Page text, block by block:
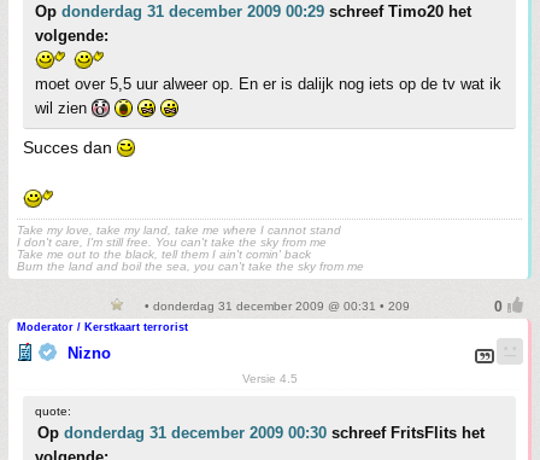
Op donderdag 31 december 2009 00:29 schreef Timo20 het
volgende:
moet over 5,5 uur alweer op. En er is dalijk nog iets op de tv wat ik
wil zien
Succes dan
Take my love, take my land, take me where I cannot stand
I don't care, I'm still free. You can't take the sky from me
Take me out to the black, tell them I ain't comin' back
Burn the land and boil the sea, you can't take the sky from me
• donderdag 31 december 2009 @ 00:31 • 209
Moderator / Kerstkaart terrorist
Nizno
Versie 4.5
quote:
Op donderdag 31 december 2009 00:30 schreef FritsFlits het